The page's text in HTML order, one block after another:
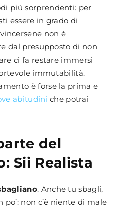
più sorprendenti: per
essere in grado di
non è
dal presupposto di non
ci fa restare immersi
immutabilità.
è forse la prima e
abitudiniche potrai
del
Sii Realista
. Anche tu sbagli,
non c’è niente di male